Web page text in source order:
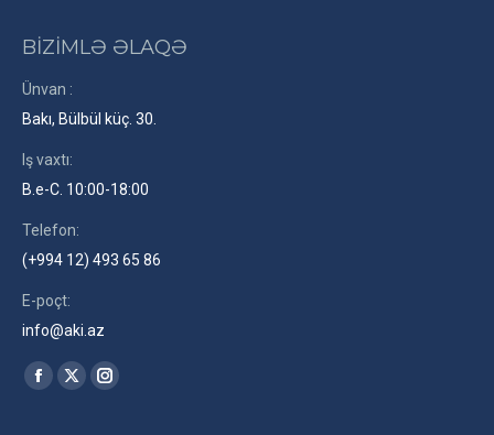
BİZİMLƏ ƏLAQƏ
Ünvan :
Bakı, Bülbül küç. 30.
Iş vaxtı:
B.e-C. 10:00-18:00
Telefon:
(+994 12) 493 65 86
E-poçt:
info@aki.az
Find us on:
Facebook
X
Instagram